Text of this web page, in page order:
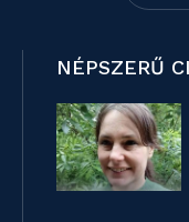
NÉPSZERŰ